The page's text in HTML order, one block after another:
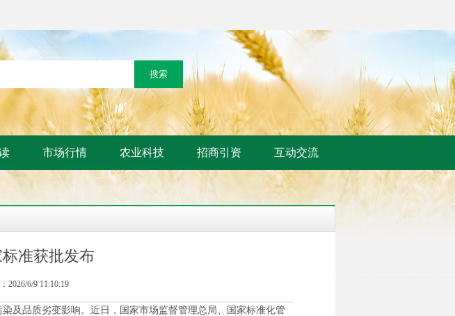
市场行情 农业科技 招商引资 互动交流
准获批发布
2026/6/9 11:10:19
及品质劣变影响。近日，国家市场监督管理总局、国家标准化管